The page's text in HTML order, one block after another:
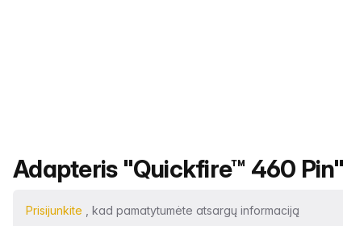
Produkto pavadinimas
Adapteris "Quickfire™ 460
Prisijunkite , kad pamatytumėte atsargų informaciją